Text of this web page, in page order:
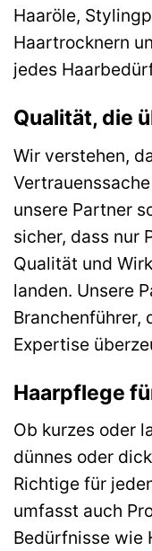
Haaröle,
Haartrocknern
jedes
Qualität, die
Wir verstehen,
unsere Partner
sicher, dass nur
Qualität und
landen. Unsere
Branchenführer,
Expertise
Haarpflege
Ob kurzes oder
dünnes oder
Richtige für
umfasst auch
Bedürfnisse wie